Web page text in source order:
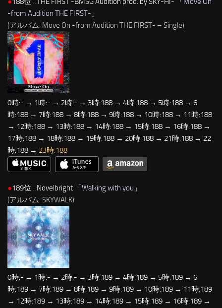
-from Audition THE FIRST- 」
(アルバム: Move On -from Audition THE FIRST- – Single)
0時:- → 1時:- → 2時:- → 3時:188 → 4時:188 → 5時:188 → 6
時:188 → 7時:188 → 8時:188 → 9時:188 → 10時:188 → 11時:188
→ 12時:188 → 13時:188 → 14時:188 → 15時:188 → 16時:188 →
17時:188 → 18時:188 → 19時:188 → 20時:188 → 21時:188 → 22
時:188 → 23時:188
●189位…Novelbright 「Walking with you 」
(アルバム: SKYWALK)
0時:- → 1時:- → 2時:- → 3時:189 → 4時:189 → 5時:189 → 6
時:189 → 7時:189 → 8時:189 → 9時:189 → 10時:189 → 11時:189
→ 12時:189 → 13時:189 → 14時:189 → 15時:189 → 16時:189 →